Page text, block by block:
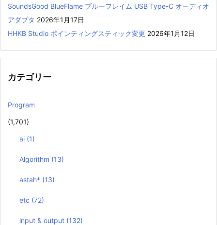
SoundsGood BlueFlame ブルーフレイム USB Type-C オーディオ
アダプタ 2026年1月17日
HHKB Studio ポインティングスティック変更 2026年1月12日
カテゴリー
Program
(1,701)
ai (1)
Algorithm (13)
astah* (13)
etc (72)
input & output (132)